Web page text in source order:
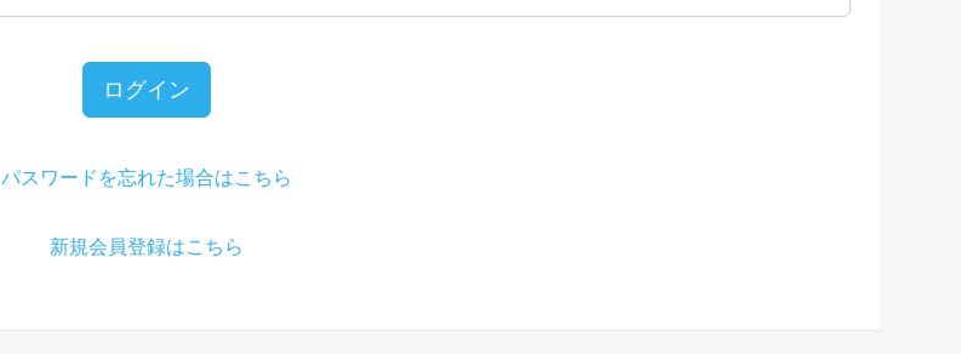
ログイン
パスワードを忘れた場合はこちら
新規会員登録はこちら